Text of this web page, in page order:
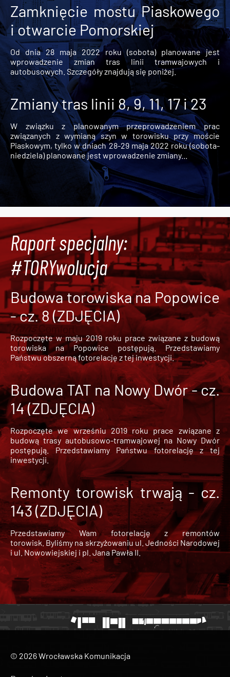
Zamknięcie mostu Piaskowego
i otwarcie Pomorskiej
Od dnia 28 maja 2022 roku (sobota) planowane jest
wprowadzenie zmian tras linii tramwajowych i
autobusowych. Szczegóły znajdują się poniżej.
Zmiany tras linii 8, 9, 11, 17 i 23
W związku z planowanym przeprowadzeniem prac
związanych z wymianą szyn w torowisku przy moście
Piaskowym, tylko w dniach 28-29 maja 2022 roku (sobota-
niedziela) planowane jest wprowadzenie zmiany...
Raport specjalny:
#TORYwolucja
Budowa torowiska na Popowice
- cz. 8 (ZDJĘCIA)
Rozpoczęte w maju 2019 roku prace związane z budową
torowiska na Popowice
postępują. Przedstawiamy
Państwu obszerną fotorelację z tej inwestycji.
Budowa TAT na Nowy Dwór - cz.
14 (ZDJĘCIA)
Rozpoczęte we wrześniu 2019 roku prace związane z
budową trasy autobusowo-tramwajowej na Nowy Dwór
postępują. Przedstawiamy Państwu fotorelację z tej
inwestycji.
Remonty torowisk trwają - cz.
143 (ZDJĘCIA)
Przedstawiamy Wam fotorelację z remontów
torowisk. Byliśmy na skrzyżowaniu ul. Jedności Narodowej
i ul. Nowowiejskiej i pl. Jana Pawła II.
© 2026 Wrocławska Komunikacja